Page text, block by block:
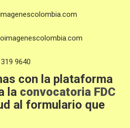
9640
con la plataforma
la convocatoria FDC
al formulario que